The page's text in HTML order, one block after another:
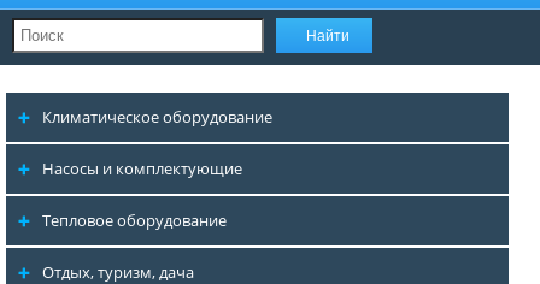
Климатическое оборудование
Насосы и комплектующие
Тепловое оборудование
Отдых, туризм, дача